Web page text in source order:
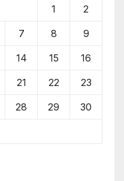
1 2
7 8 9
14 15 16
21 22 23
28 29 30